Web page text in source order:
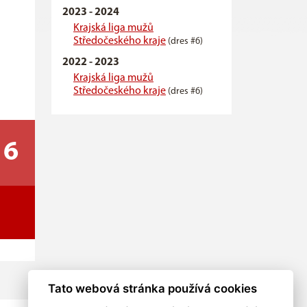
6
2023 - 2024
Krajská liga mužů
Středočeského kraje (dres #6)
2022 - 2023
Krajská liga mužů
Středočeského kraje (dres #6)
Tato webová stránka používá cookies